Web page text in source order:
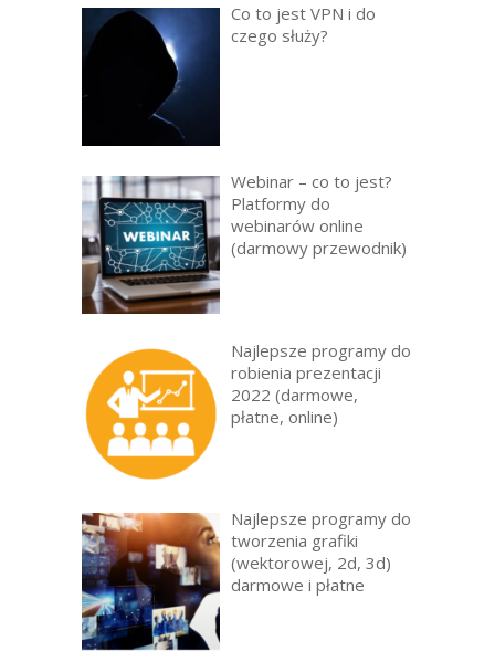
Co to jest VPN i do
czego służy?
Webinar – co to jest?
Platformy do
webinarów online
(darmowy przewodnik)
Najlepsze programy do
robienia prezentacji
2022 (darmowe,
płatne, online)
Najlepsze programy do
tworzenia grafiki
(wektorowej, 2d, 3d)
darmowe i płatne